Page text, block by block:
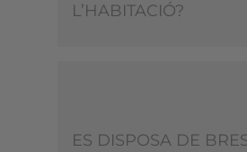
L’HABITACIÓ?
ES DISPOSA DE